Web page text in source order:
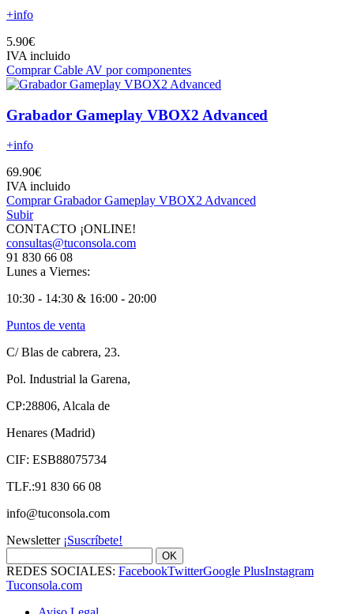
+info
5.90€
IVA incluido
Comprar Cable AV por componentes
Grabador Gameplay VBOX2 Advanced
+info
69.90€
IVA incluido
Comprar Grabador Gameplay VBOX2 Advanced
Subir
CONTACTO ¡ONLINE!
consultas@tuconsola.com
91 830 66 08
Lunes a Viernes:
10:30 - 14:30 & 16:00 - 20:00
Puntos de venta
C/ Blas de cabrera, 23.
Pol. Industrial la Garena,
CP:28806, Alcala de
Henares (Madrid)
CIF: ESB88075734
TLF.:91 830 66 08
info@tuconsola.com
Newsletter ¡Suscríbete!
OK
REDES SOCIALES: FacebookTwitterGoogle PlusInstagram
Tuconsola.com